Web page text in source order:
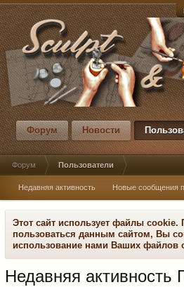
Форум Новости
Форум Пользователи
Недавняя активность Новые сообщения
Этот сайт использует файлы cookie.
пользоваться данным сайтом, Вы
использование нами Ваших файлов
Недавняя активность